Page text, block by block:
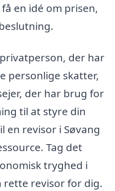
en idé om prisen,
der har
personlige skatter,
der har brug for
til at styre din
en revisor i Søvang
Tag det
tryghed i
rette revisor for dig.